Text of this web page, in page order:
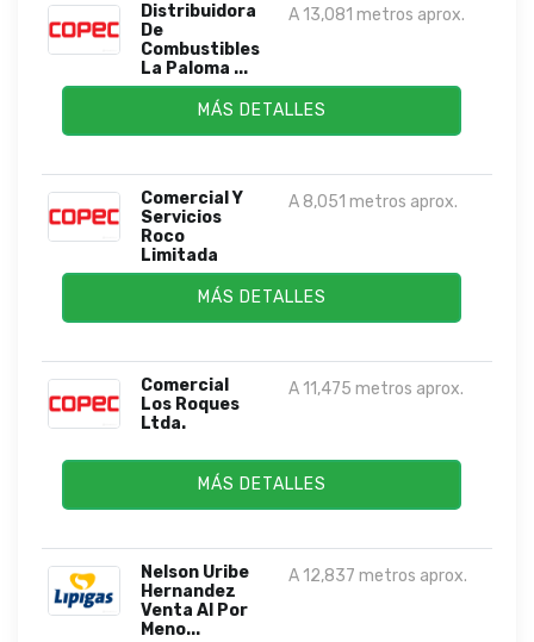
Distribuidora
De
Combustibles
La Paloma ...
A 13,081 metros aprox.
MÁS DETALLES
Comercial Y
Servicios
Roco
Limitada
A 8,051 metros aprox.
MÁS DETALLES
Comercial
Los Roques
Ltda.
A 11,475 metros aprox.
MÁS DETALLES
Nelson Uribe
Hernandez
Venta Al Por
Meno...
A 12,837 metros aprox.